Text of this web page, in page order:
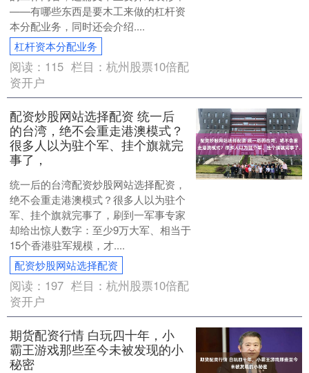
——有哪些东西是要木工来做的杠杆资
本分配业务，同时还会介绍....
杠杆资本分配业务
阅读： 115 栏目：杭州股票10倍配
资开户
配资炒股网站选择配资 统一后
的台湾，绝不会重走港澳模式？
很多人以为驻个军、挂个旗就完
事了，
统一后的台湾配资炒股网站选择配资，
绝不会重走港澳模式？很多人以为驻个
军、挂个旗就完事了，刷到一军事专家
却给出惊人数字：至少9万大军、相当于
15个香港驻军规模，才....
配资炒股网站选择配资
阅读： 197 栏目：杭州股票10倍配
资开户
期货配资行情 白玩四十年，小
霸王游戏那些至今未被发现的小
秘密